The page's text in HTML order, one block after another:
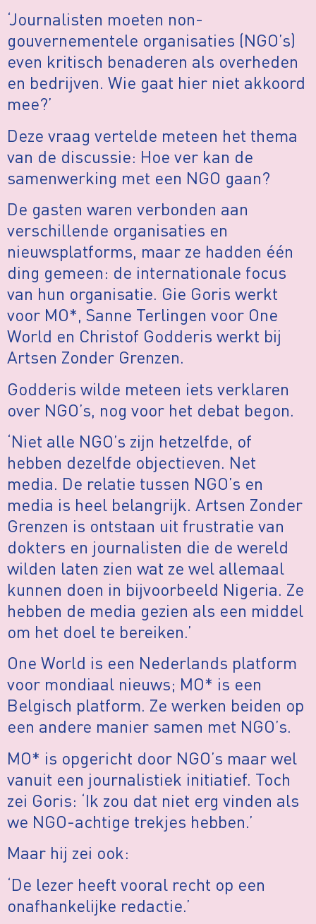
‘Journalisten moeten non-
gouvernementele organisaties (NGO’s)
even kritisch benaderen als overheden
en bedrijven. Wie gaat hier niet akkoord
mee?’
Deze vraag vertelde meteen het thema
van de discussie: Hoe ver kan de
samenwerking met een NGO gaan?
De gasten waren verbonden aan
verschillende organisaties en
nieuwsplatforms, maar ze hadden één
ding gemeen: de internationale focus
van hun organisatie. Gie Goris werkt
voor MO*, Sanne Terlingen voor One
World en Christof Godderis werkt bij
Artsen Zonder Grenzen.
Godderis wilde meteen iets verklaren
over NGO’s, nog voor het debat begon.
‘Niet alle NGO’s zijn hetzelfde, of
hebben dezelfde objectieven. Net
media. De relatie tussen NGO’s en
media is heel belangrijk. Artsen Zonder
Grenzen is ontstaan uit frustratie van
dokters en journalisten die de wereld
wilden laten zien wat ze wel allemaal
kunnen doen in bijvoorbeeld Nigeria. Ze
hebben de media gezien als een middel
om het doel te bereiken.’
One World is een Nederlands platform
voor mondiaal nieuws; MO* is een
Belgisch platform. Ze werken beiden op
een andere manier samen met NGO’s.
MO* is opgericht door NGO’s maar wel
vanuit een journalistiek initiatief. Toch
zei Goris: ‘Ik zou dat niet erg vinden als
we NGO-achtige trekjes hebben.’
Maar hij zei ook:
‘De lezer heeft vooral recht op een
onafhankelijke redactie.’